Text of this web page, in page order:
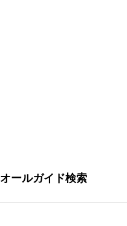
オールガイド検索